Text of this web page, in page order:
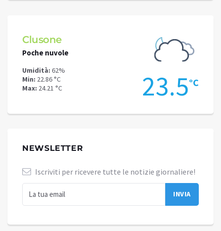
Clusone
Poche nuvole
Umidità: 62%
Min: 22.86 °C
Max: 24.21 °C 23.5°C
NEWSLETTER
Iscriviti per ricevere tutte le notizie giornaliere!